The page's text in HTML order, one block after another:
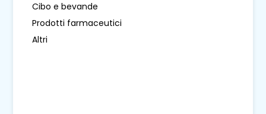
Cibo e bevande
Prodotti farmaceutici
Altri